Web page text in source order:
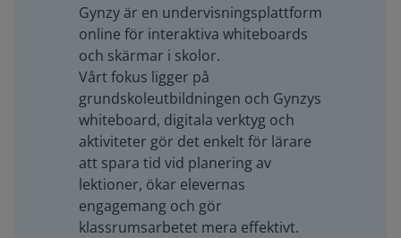
Gynzy är en undervisningsplattform
online för interaktiva whiteboards
och skärmar i skolor.
Vårt fokus ligger på
grundskoleutbildningen och Gynzys
whiteboard, digitala verktyg och
aktiviteter gör det enkelt för lärare
att spara tid vid planering av
lektioner, ökar elevernas
engagemang och gör
klassrumsarbetet mera effektivt.